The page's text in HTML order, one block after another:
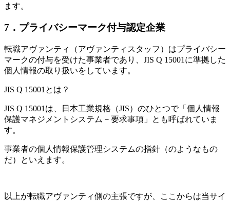
ます。
7 ．プライバシーマーク付与認定企業
転職アヴァンティ（アヴァンティスタッフ）はプライバシー
マークの付与を受けた事業者であり、 JIS Q 15001に準拠した
個人情報の取り扱いをしています。
JIS Q 15001とは？
JIS Q 15001は、日本工業規格（JIS）のひとつで「個人情報
保護マネジメントシステム－要求事項」
とも呼ばれていま
す。
事業者の個人情報保護管理システムの指針（のようなもの
だ）といえます。
以上が転職アヴァンティ側の主張ですが、ここからは当サイ